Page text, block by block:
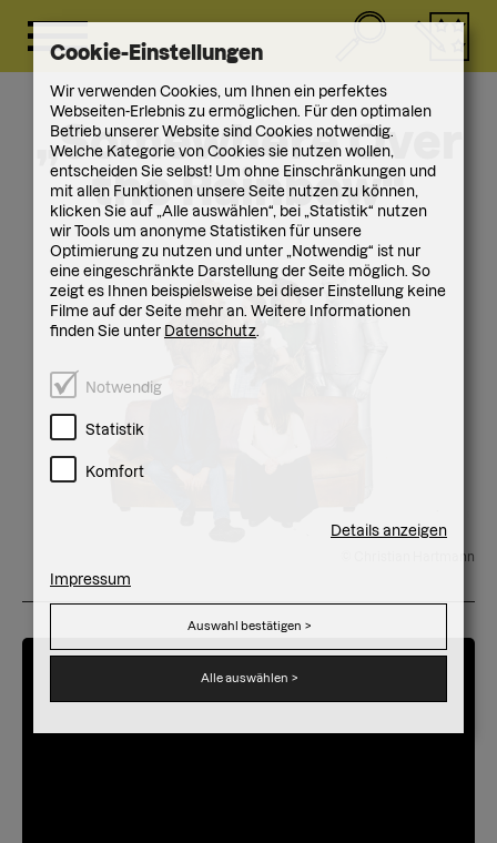
„Somewhere Over
the Rainbow“
© Christian Hartmann
Cookie-Einstellungen
Wir verwenden Cookies, um Ihnen ein perfektes
Webseiten-Erlebnis zu ermöglichen. Für den optimalen
Betrieb unserer Website sind Cookies notwendig.
Welche Kategorie von Cookies sie nutzen wollen,
entscheiden Sie selbst! Um ohne Einschränkungen und
mit allen Funktionen unsere Seite nutzen zu können,
klicken Sie auf „Alle auswählen“, bei „Statistik“ nutzen
wir Tools um anonyme Statistiken für unsere
Optimierung zu nutzen und unter „Notwendig“ ist nur
eine eingeschränkte Darstellung der Seite möglich. So
zeigt es Ihnen beispielsweise bei dieser Einstellung keine
Filme auf der Seite mehr an. Weitere Informationen
finden Sie unter Datenschutz.
Notwendig
Statistik
Komfort
Details anzeigen
Impressum
Auswahl bestätigen >
Alle auswählen >